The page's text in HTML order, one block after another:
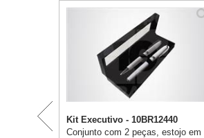
Kit Executivo - 10BR12440
Conjunto com 2 peças, estojo em